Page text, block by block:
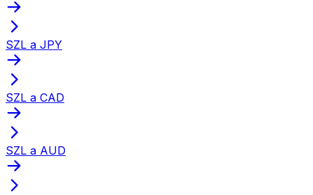
SZL a JPY
SZL a CAD
SZL a AUD